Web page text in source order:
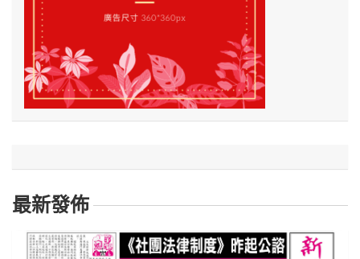
最新發佈